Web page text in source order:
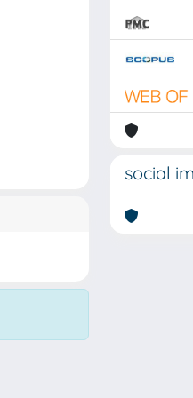
social